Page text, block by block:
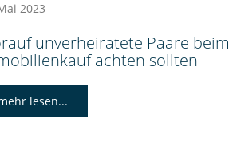
2023
unverheiratete Paare beim
achten sollten
lesen...